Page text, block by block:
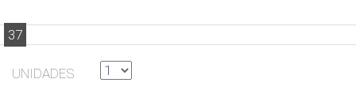
37
UNIDADES